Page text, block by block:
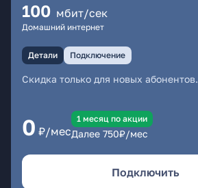
100 мбит/сек
Домашний интернет
Детали Подключение
Скидка только для новых абонентов.
0 ₽/мес
1 месяц по акции
Далее 750₽/мес
Подключить